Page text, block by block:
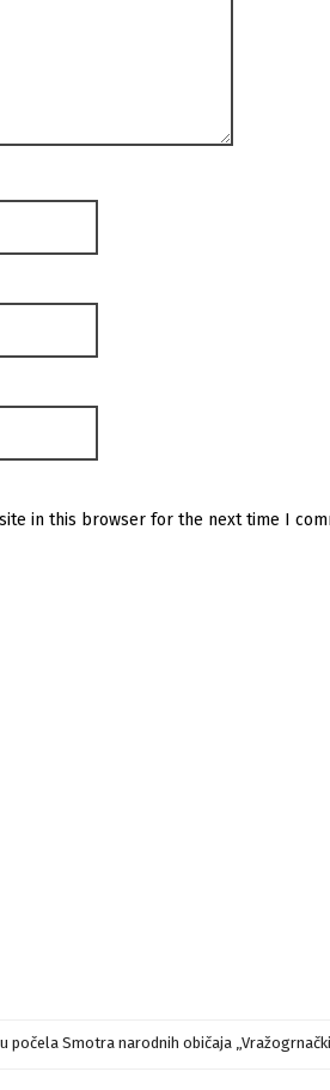
in this browser for the next time I
počela Smotra narodnih običaja